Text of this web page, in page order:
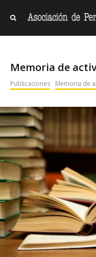
Memoria de
Publicaciones Memoria de